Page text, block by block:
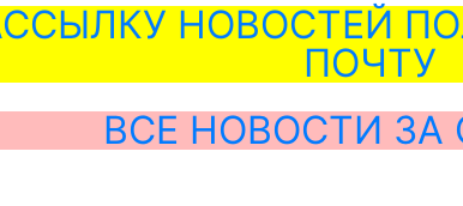
НОВОСТЕЙ
ПОЧТУ
ВСЕ НОВОСТИ ЗА